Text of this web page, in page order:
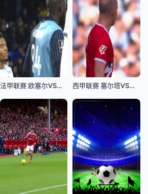
法甲联赛 欧塞尔VS勒阿弗尔 20251027 西甲联赛 塞尔塔VS巴列卡诺 20250519